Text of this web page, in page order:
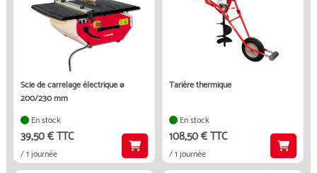
scie de carrelage électrique ø
200/230 mm
En stock
39,50 € TTC
/ 1 journée
tarière thermique
En stock
108,50 € TTC
/ 1 journée